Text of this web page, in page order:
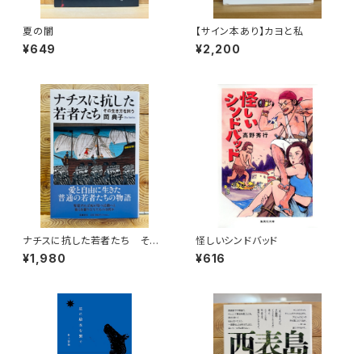
夏の闇
¥649
【サイン本あり】カヨと私
¥2,200
ナチスに抗した若者たち その
生き方を問う
¥1,980
怪しいシンドバッド
¥616